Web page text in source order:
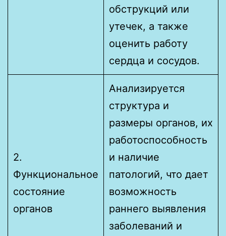
обструкций или
утечек, а также
оценить работу
сердца и сосудов.
2.
Функциональное
состояние
органов
Анализируется
структура и
размеры органов, их
работоспособность
и наличие
патологий, что дает
возможность
раннего выявления
заболеваний и